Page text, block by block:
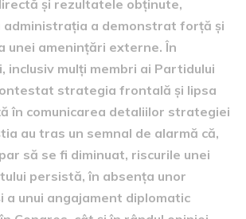
și rezultatele obținute,
administrația a demonstrat forță și
unei amenințări externe. În
inclusiv mulți membri ai Partidului
strategia frontală și lipsa
în comunicarea detaliilor strategiei
au tras un semnal de alarmă că,
să se fi diminuat, riscurile unei
persistă, în absența unor
a unui angajament diplomatic